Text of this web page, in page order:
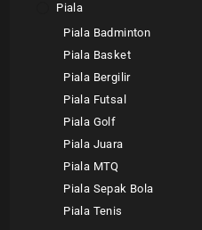
Piala
Piala Badminton
Piala Basket
Piala Bergilir
Piala Futsal
Piala Golf
Piala Juara
Piala MTQ
Piala Sepak Bola
Piala Tenis